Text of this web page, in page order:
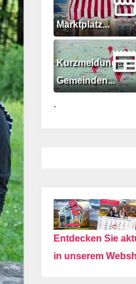
Marktplatz...
Kurzmeldungen
Gemeinden...
.
Entdecken Sie
in unserem